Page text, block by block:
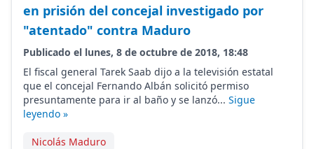
en prisión del concejal investigado por
"atentado" contra Maduro
Publicado el lunes, 8 de octubre de 2018, 18:48
El fiscal general Tarek Saab dijo a la televisión estatal
que el concejal Fernando Albán solicitó permiso
presuntamente para ir al baño y se lanzó... Sigue
leyendo »
Nicolás Maduro